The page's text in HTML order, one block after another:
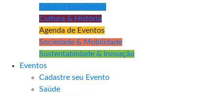
Cenário Econômico
Cultura & História
Agenda de Eventos
Sociedade & Mobilidade
Sustentablidade & Inovação
Eventos
Cadastre seu Evento
Saúde